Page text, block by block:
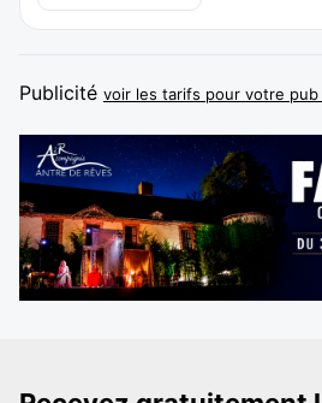
Publicité voir les tarifs pour votre pub